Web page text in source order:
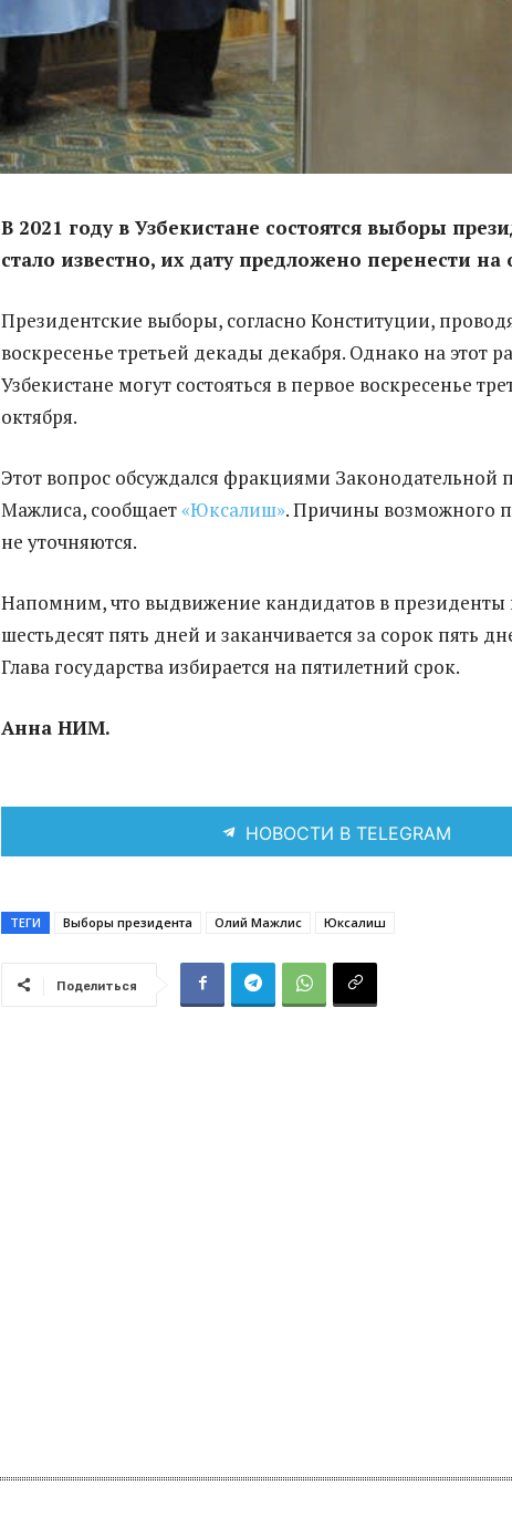
В 2021 году в Узбекистане состоятся выборы
стало известно, их дату предложено перенести на
Президентские выборы, согласно Конституции,
воскресенье третьей декады декабря. Однако на этот
Узбекистане могут состояться в первое воскресенье
октября.
Этот вопрос обсуждался фракциями Законодательной
Мажлиса, сообщает«Юксалиш». Причины возможного
не уточняются.
Напомним, что выдвижение кандидатов в президенты
шестьдесят пять дней и заканчивается за сорок пять
Глава государства избирается на пятилетний срок.
Анна НИМ.
НОВОСТИ В TELEGRAM
ТЕГИ Выборы президента Олий Мажлис Юксалиш
Поделиться